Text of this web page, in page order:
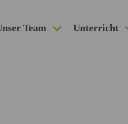
Team Unterricht